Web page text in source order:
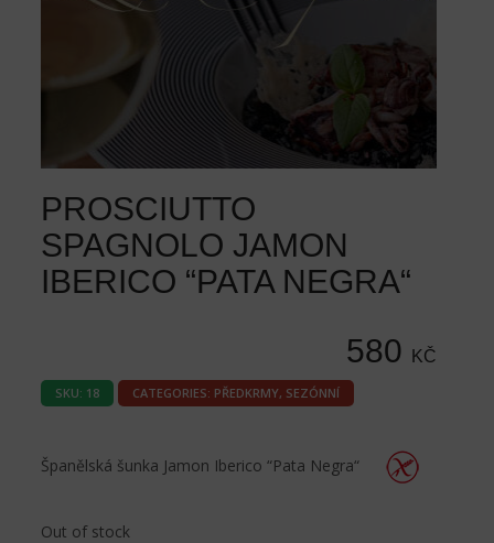
PROSCIUTTO
SPAGNOLO JAMON
IBERICO “PATA NEGRA“
580
KČ
SKU: 18 CATEGORIES: PŘEDKRMY, SEZÓNNÍ
Španělská šunka Jamon Iberico “Pata Negra“
Out of stock